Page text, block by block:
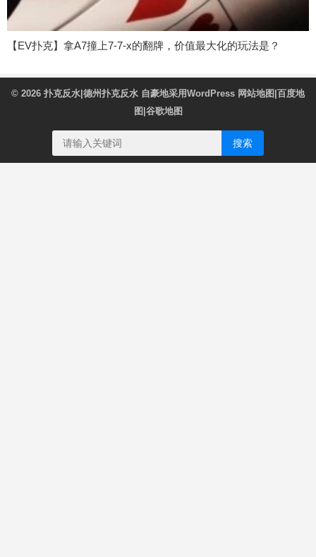
【EV扑克】拿A7撞上7-7-x的翻牌，价值最大化的玩法是？
© 2026 扑克反水|德州扑克反水 自豪地采用WordPress 网站地图 百度地
图 谷歌地图
搜索